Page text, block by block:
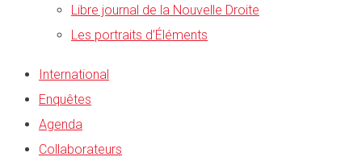
Libre journal de la Nouvelle Droite
Les portraits d’Éléments
International
Enquêtes
Agenda
Collaborateurs